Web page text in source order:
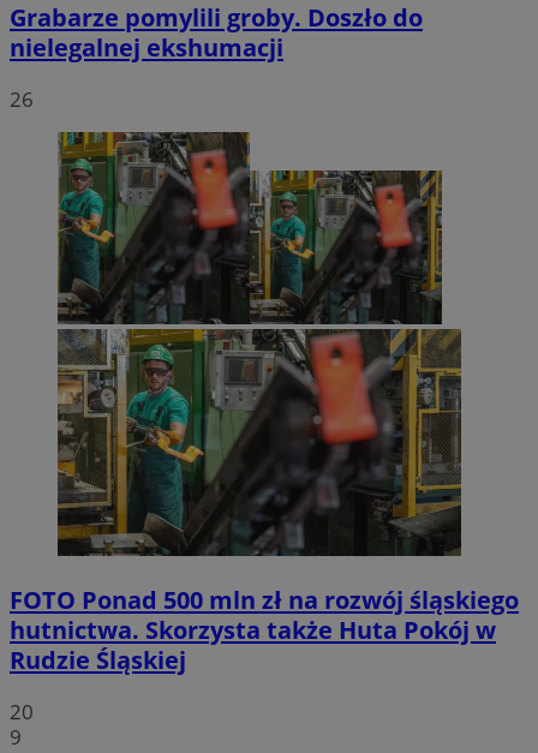
Grabarze pomylili groby. Doszło do
nielegalnej ekshumacji
26
FOTO Ponad 500 mln zł na rozwój śląskiego
hutnictwa. Skorzysta także Huta Pokój w
Rudzie Śląskiej
20
9